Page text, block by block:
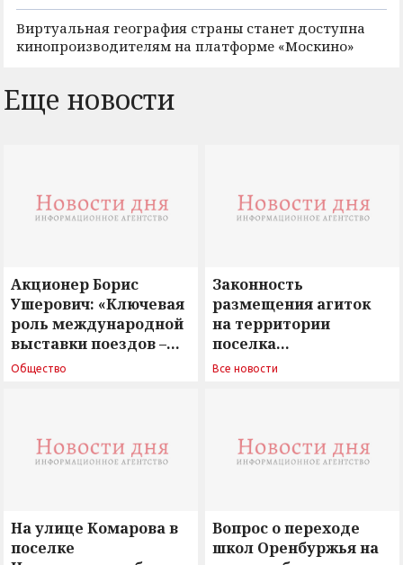
Виртуальная география страны станет доступна
кинопроизводителям на платформе «Москино»
Еще новости
Акционер Борис
Ушерович: «Ключевая
роль международной
выставки поездов –
поиск ответов на
Общество
Законность
размещения агиток
на территории
поселка
Новосергиевка
Все новости
На улице Комарова в
поселке
Вопрос о переходе
школ Оренбуржья на